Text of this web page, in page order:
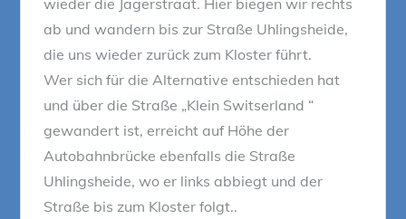
wieder die Jagerstraat. Hier biegen wir rechts
ab und wandern bis zur Straße Uhlingsheide,
die uns wieder zurück zum Kloster führt.
Wer sich für die Alternative entschieden hat
und über die Straße „Klein Switserland “
gewandert ist, erreicht auf Höhe der
Autobahnbrücke ebenfalls die Straße
Uhlingsheide, wo er links abbiegt und der
Straße bis zum Kloster folgt..